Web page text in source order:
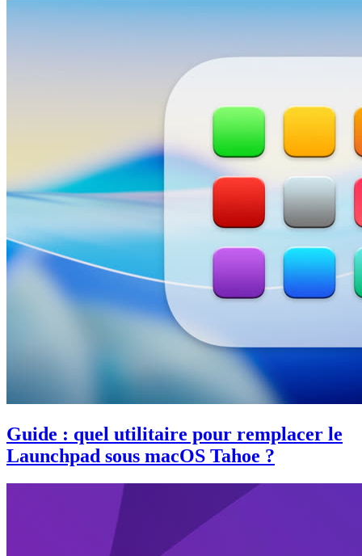
Guide : quel utilitaire pour remplacer le
Launchpad sous macOS Tahoe ?